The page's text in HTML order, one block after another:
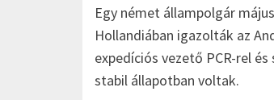
Egy német állampolgár
Hollandiában igazolták az
expedíciós vezető PCR-rel
stabil állapotban voltak.